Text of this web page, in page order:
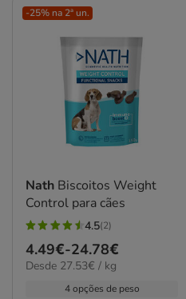
-25% na 2ª un.
Nath Biscoitos Weight
Control para cães
4.5
estrelas
com
4.5(2)
Preço
de
4.49€-24.78€
27.53€
Desde 27.53€ / kg
4 opções de peso